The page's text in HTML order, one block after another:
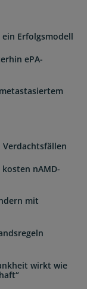
Erfolgsmodell
ePA-
Verdachtsfällen
nAMD-
mit
wirkt wie